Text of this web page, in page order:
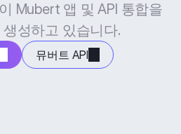
Mubert 앱 및 API 통합을
성하고 있습니다.
뮤버트 API